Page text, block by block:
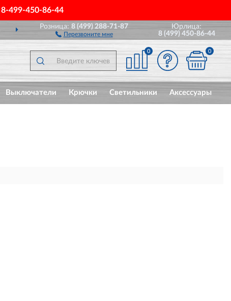
8-499-450-86-44
ДОСТАВИМ ПО ВСЕЙ РОССИИ
Розница:8 (499) 288-71-87
Перезвоните мне
Юрлица:
8 (499) 450-86-44
0 0
Выключатели Крючки Светильники Аксессуары